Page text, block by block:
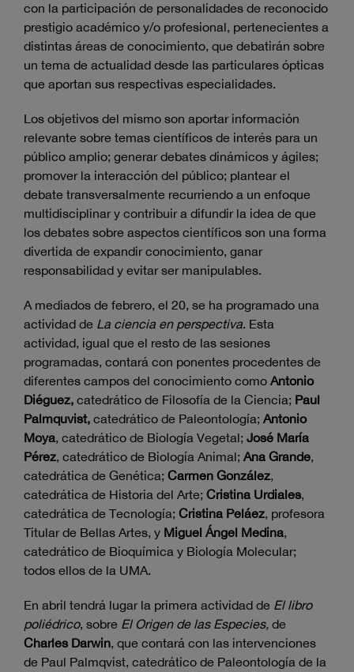
con la participación de personalidades de reconocido
prestigio académico y/o profesional, pertenecientes a
distintas áreas de conocimiento, que debatirán sobre
un tema de actualidad desde las particulares ópticas
que aportan sus respectivas especialidades.
Los objetivos del mismo son aportar información
relevante sobre temas científicos de interés para un
público amplio; generar debates dinámicos y ágiles;
promover la interacción del público; plantear el
debate transversalmente recurriendo a un enfoque
multidisciplinar y contribuir a difundir la idea de que
los debates sobre aspectos científicos son una forma
divertida de expandir conocimiento, ganar
responsabilidad y evitar ser manipulables.
A mediados de febrero, el 20, se ha programado una
actividad de La ciencia en perspectiva. Esta
actividad, igual que el resto de las sesiones
programadas, contará con ponentes procedentes de
diferentes campos del conocimiento como Antonio
Diéguez, catedrático de Filosofía de la Ciencia; Paul
Palmquvist, catedrático de Paleontología; Antonio
Moya, catedrático de Biología Vegetal; José María
Pérez, catedrático de Biología Animal; Ana Grande,
catedrática de Genética; Carmen González,
catedrática de Historia del Arte; Cristina Urdiales,
catedrática de Tecnología; Cristina Peláez, profesora
Titular de Bellas Artes, y Miguel Ángel Medina,
catedrático de Bioquímica y Biología Molecular;
todos ellos de la UMA.
En abril tendrá lugar la primera actividad de El libro
poliédrico, sobre El Origen de las Especies, de
Charles Darwin, que contará con las intervenciones
de Paul Palmqvist, catedrático de Paleontología de la